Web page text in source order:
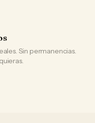
Sin permanencias.